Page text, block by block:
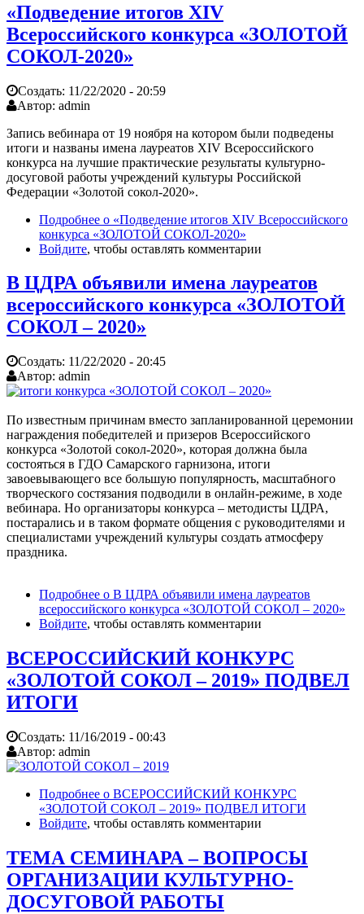
«Подведение итогов XIV
Всероссийского конкурса «ЗОЛОТОЙ
СОКОЛ-2020»
Создать: 11/22/2020 - 20:59
Автор: admin
Запись вебинара от 19 ноября на котором были подведены
итоги и названы имена лауреатов XIV Всероссийского
конкурса на лучшие практические результаты культурно-
досуговой работы учреждений культуры Российской
Федерации «Золотой сокол-2020».
Подробнее о «Подведение итогов XIV Всероссийского
конкурса «ЗОЛОТОЙ СОКОЛ-2020»
Войдите, чтобы оставлять комментарии
В ЦДРА объявили имена лауреатов
всероссийского конкурса «ЗОЛОТОЙ
СОКОЛ – 2020»
Создать: 11/22/2020 - 20:45
Автор: admin
По известным причинам вместо запланированной церемонии
награждения победителей и призеров Всероссийского
конкурса «Золотой сокол-2020», которая должна была
состояться в ГДО Самарского гарнизона, итоги
завоевывающего все большую популярность, масштабного
творческого состязания подводили в онлайн-режиме, в ходе
вебинара. Но организаторы конкурса – методисты ЦДРА,
постарались и в таком формате общения с руководителями и
специалистами учреждений культуры создать атмосферу
праздника.
Подробнее о В ЦДРА объявили имена лауреатов
всероссийского конкурса «ЗОЛОТОЙ СОКОЛ – 2020»
Войдите, чтобы оставлять комментарии
ВСЕРОССИЙСКИЙ КОНКУРС
«ЗОЛОТОЙ СОКОЛ – 2019» ПОДВЕЛ
ИТОГИ
Создать: 11/16/2019 - 00:43
Автор: admin
Подробнее о ВСЕРОССИЙСКИЙ КОНКУРС
«ЗОЛОТОЙ СОКОЛ – 2019» ПОДВЕЛ ИТОГИ
Войдите, чтобы оставлять комментарии
ТЕМА СЕМИНАРА – ВОПРОСЫ
ОРГАНИЗАЦИИ КУЛЬТУРНО-
ДОСУГОВОЙ РАБОТЫ